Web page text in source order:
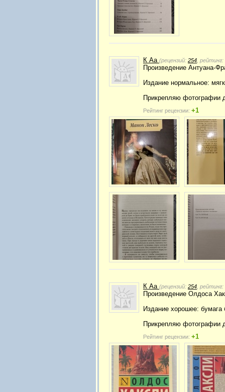
К Аа (рецензий: 254 , рейтинг:
Произведение Антуана-
Издание нормальное:
Прикрепляю фотографии
Рейтинг рецензии: +1
К Аа (рецензий: 254 , рейтинг:
Произведение Олдоса
Издание хорошее:
Прикрепляю фотографии
Рейтинг рецензии: +1